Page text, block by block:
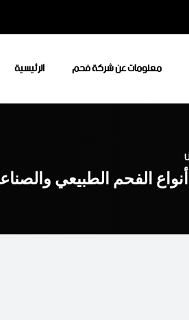
الرئيسية معلومات عن شركة فحم
أنواع الفحم الطبيعي